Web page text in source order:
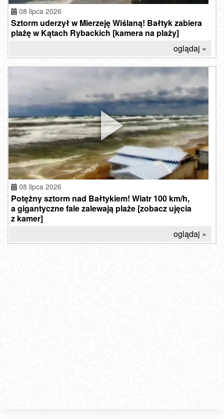
08 lipca 2026
Sztorm uderzył w Mierzeję Wiślaną! Bałtyk zabiera
plażę w Kątach Rybackich [kamera na plaży]
oglądaj »
08 lipca 2026
Potężny sztorm nad Bałtykiem! Wiatr 100 km/h,
a gigantyczne fale zalewają plaże [zobacz ujęcia
z kamer]
oglądaj »